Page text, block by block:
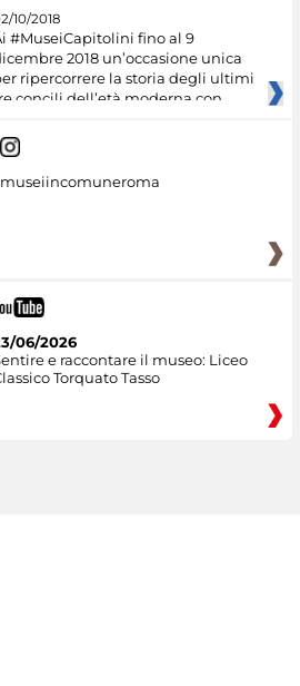
10/2018
#MuseiCapitolini fino al 9
2018 un’occasione unica
ripercorrere la storia degli ultimi
concili dell’età moderna con
museiincomuneroma
06/2026
e raccontare il museo: Liceo
Torquato Tasso